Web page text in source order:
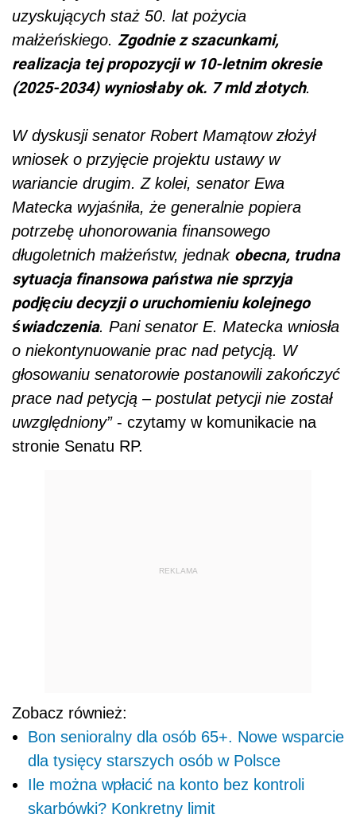
uzyskujących staż 50. lat pożycia
małżeńskiego. Zgodnie z szacunkami,
realizacja tej propozycji w 10-letnim okresie
(2025-2034) wyniosłaby ok. 7 mld złotych.
W dyskusji senator Robert Mamątow złożył
wniosek o przyjęcie projektu ustawy w
wariancie drugim. Z kolei, senator Ewa
Matecka wyjaśniła, że generalnie popiera
potrzebę uhonorowania finansowego
długoletnich małżeństw, jednak obecna, trudna
sytuacja finansowa państwa nie sprzyja
podjęciu decyzji o uruchomieniu kolejnego
świadczenia. Pani senator E. Matecka wniosła
o niekontynuowanie prac nad petycją. W
głosowaniu senatorowie postanowili zakończyć
prace nad petycją – postulat petycji nie został
uwzględniony”- czytamy w komunikacie na
stronie Senatu RP.
REKLAMA
Zobacz również:
Bon senioralny dla osób 65+. Nowe wsparcie
dla tysięcy starszych osób w Polsce
Ile można wpłacić na konto bez kontroli
skarbówki? Konkretny limit